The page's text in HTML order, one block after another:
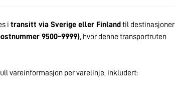
i transitt via Sverige eller Finland til destinasjoner
9500–9999), hvor denne transportruten
vareinformasjon per varelinje, inkludert: